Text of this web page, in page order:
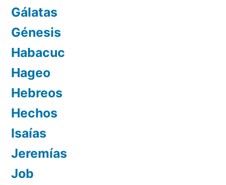
Gálatas
Génesis
Habacuc
Hageo
Hebreos
Hechos
Isaías
Jeremías
Job